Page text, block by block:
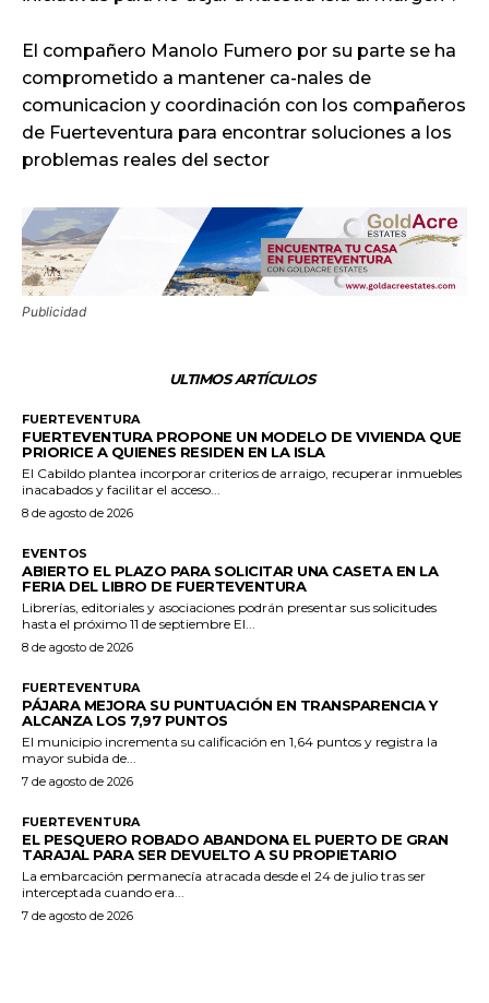
El compañero Manolo Fumero por su parte se ha
comprometido a mantener ca-nales de
comunicacion y coordinación con los compañeros
de Fuerteventura para encontrar soluciones a los
problemas reales del sector
Publicidad
ULTIMOS ARTÍCULOS
FUERTEVENTURA
FUERTEVENTURA PROPONE UN MODELO DE VIVIENDA QUE
PRIORICE A QUIENES RESIDEN EN LA ISLA
El Cabildo plantea incorporar criterios de arraigo, recuperar inmuebles
inacabados y facilitar el acceso...
8 de agosto de 2026
EVENTOS
ABIERTO EL PLAZO PARA SOLICITAR UNA CASETA EN LA
FERIA DEL LIBRO DE FUERTEVENTURA
Librerías, editoriales y asociaciones podrán presentar sus solicitudes
hasta el próximo 11 de septiembre El...
8 de agosto de 2026
FUERTEVENTURA
PÁJARA MEJORA SU PUNTUACIÓN EN TRANSPARENCIA Y
ALCANZA LOS 7,97 PUNTOS
El municipio incrementa su calificación en 1,64 puntos y registra la
mayor subida de...
7 de agosto de 2026
FUERTEVENTURA
EL PESQUERO ROBADO ABANDONA EL PUERTO DE GRAN
TARAJAL PARA SER DEVUELTO A SU PROPIETARIO
La embarcación permanecía atracada desde el 24 de julio tras ser
interceptada cuando era...
7 de agosto de 2026